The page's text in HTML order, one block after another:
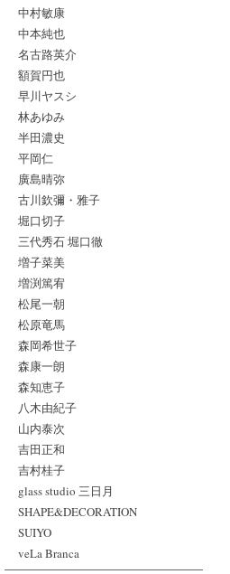
中村敏康
中本純也
名古路英介
額賀円也
早川ヤスシ
林あゆみ
半田濃史
平岡仁
廣島晴弥
古川欽彌・雅子
堀口切子
三代秀石 堀口徹
増子菜美
増渕篤宥
松尾一朝
松原竜馬
森岡希世子
森康一朗
森知恵子
八木由紀子
山内泰次
吉田正和
吉村桂子
glass studio 三日月
SHAPE&DECORATION
SUIYO
veLa Branca